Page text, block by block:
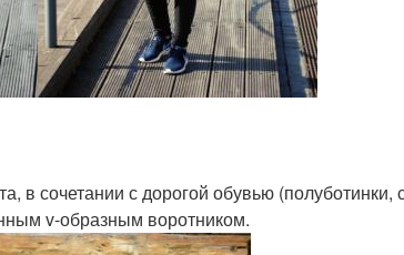
в сочетании с дорогой обувью (полуботинки,
v-образным воротником.